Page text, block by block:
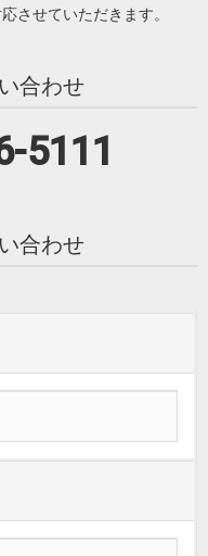
させていただきます。
合わせ
5111
合わせ